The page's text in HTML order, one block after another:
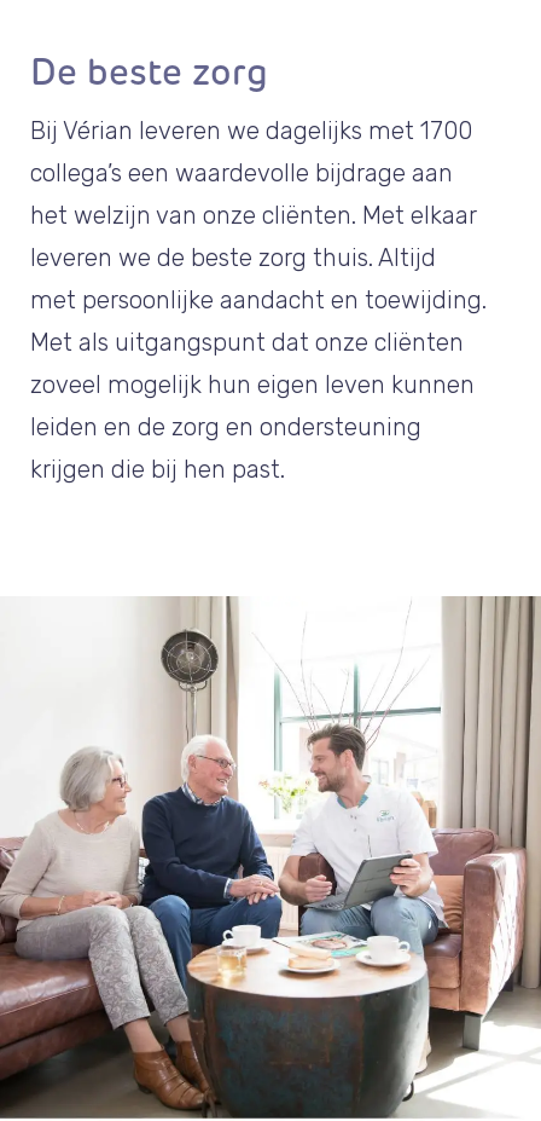
De beste zorg
Bij Vérian leveren we dagelijks met 1700
collega’s een waardevolle bijdrage aan
het welzijn van onze cliënten. Met elkaar
leveren we de beste zorg thuis. Altijd
met persoonlijke aandacht en toewijding.
Met als uitgangspunt dat onze cliënten
zoveel mogelijk hun eigen leven kunnen
leiden en de zorg en ondersteuning
krijgen die bij hen past.